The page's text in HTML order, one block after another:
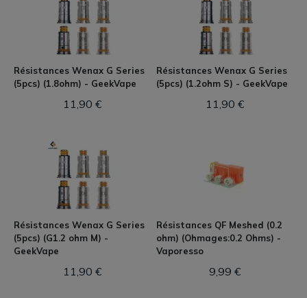
Résistances Wenax G Series
(5pcs) (1.8ohm) - GeekVape
11,90 €
Résistances Wenax G Series
(5pcs) (1.2ohm S) - GeekVape
11,90 €
Résistances Wenax G Series
(5pcs) (G1.2 ohm M) -
GeekVape
11,90 €
Résistances QF Meshed (0.2
ohm) (Ohmages:0.2 Ohms) -
Vaporesso
9,99 €